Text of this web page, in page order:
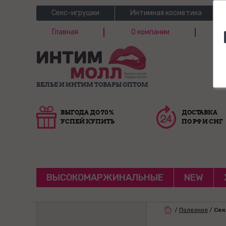
Секс-игрушки Интимная косметика
Главная О компании
БЕЛЬЕ И ИНТИМ ТОВАРЫ ОПТОМ
ВЫГОДА ДО 70%
УСПЕЙ КУПИТЬ
ДОСТАВКА
ПО РФ И СНГ
ВЫСОКОМАРЖИНАЛЬНЫЕ NEW
/ Полезное /